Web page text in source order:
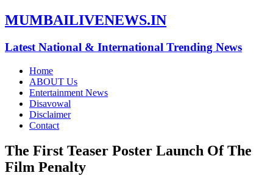
MUMBAILIVENEWS.IN
Latest National & International Trending News
Home
ABOUT Us
Entertainment News
Disavowal
Disclaimer
Contact
The First Teaser Poster Launch Of The
Film Penalty